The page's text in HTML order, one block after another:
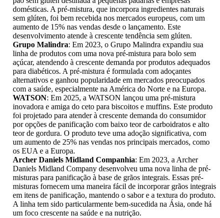
domésticas. A pré-mistura, que incorpora ingredientes naturais
sem glúten, foi bem recebida nos mercados europeus, com um
aumento de 15% nas vendas desde o lançamento. Este
desenvolvimento atende à crescente tendência sem glúten.
Grupo Malindra: Em 2023, o Grupo Malindra expandiu sua
linha de produtos com uma nova pré-mistura para bolo sem
açúcar, atendendo à crescente demanda por produtos adequados
para diabéticos. A pré-mistura é formulada com adoçantes
alternativos e ganhou popularidade em mercados preocupados
com a saúde, especialmente na América do Norte e na Europa.
WATSON: Em 2025, a WATSON lançou uma pré-mistura
inovadora e amiga do ceto para biscoitos e muffins. Este produto
foi projetado para atender à crescente demanda do consumidor
por opções de panificação com baixo teor de carboidratos e alto
teor de gordura. O produto teve uma adoção significativa, com
um aumento de 25% nas vendas nos principais mercados, como
os EUA e a Europa.
Archer Daniels Midland Companhia: Em 2023, a Archer
Daniels Midland Company desenvolveu uma nova linha de pré-
misturas para panificação à base de grãos integrais. Essas pré-
misturas fornecem uma maneira fácil de incorporar grãos integrais
em itens de panificação, mantendo o sabor e a textura do produto.
A linha tem sido particularmente bem-sucedida na Ásia, onde há
um foco crescente na saúde e na nutrição.